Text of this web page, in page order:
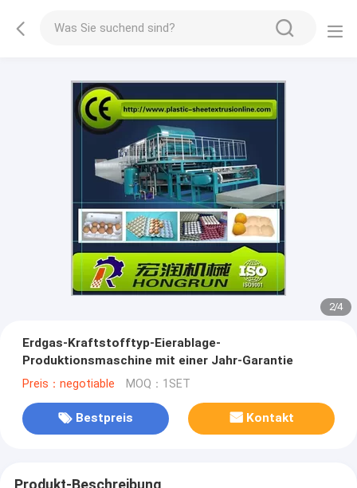
3/4
Erdgas-Kraftstofftyp-Eierablage-
Produktionsmaschine mit einer Jahr-Garantie
Preis：negotiable MOQ：1SET
Bestpreis Kontakt
Produkt-Beschreibung